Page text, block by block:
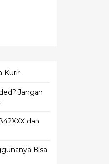
Kurir
Jangan
dan
Bisa